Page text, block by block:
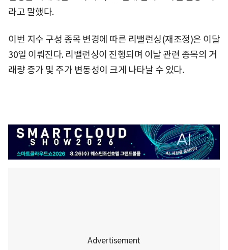
라고 말했다.
이번 지수 구성 종목 변경에 따른 리밸런싱(재조정)은 이달
30일 이뤄진다. 리밸런싱이 진행되며 이날 관련 종목의 거
래량 증가 및 주가 변동성이 크게 나타날 수 있다.